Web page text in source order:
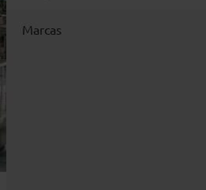
PLC
/ Reparación / Modificación
/ Relocalización de máquinas
la maquinas a primera vista
Nuevas
de Ocasión
3
Blisteadoras / termoformadoras
Marcas